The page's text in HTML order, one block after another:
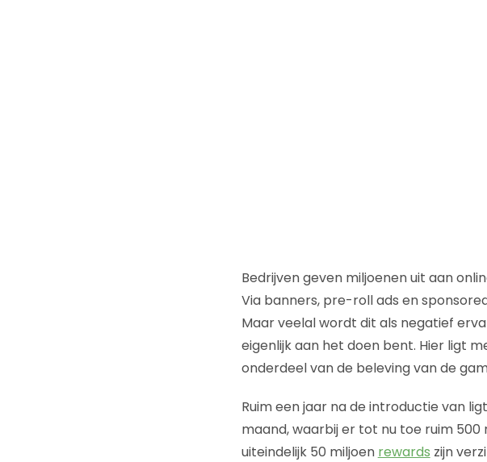
Bedrijven geven miljoenen uit aan
Via banners, pre-roll ads en
Maar veelal wordt dit als negatief
eigenlijk aan het doen bent. Hier ligt
onderdeel van de beleving van de
Ruim een jaar na de introductie van
maand, waarbij er tot nu toe ruim 500
uiteindelijk 50 miljoen rewards zijn